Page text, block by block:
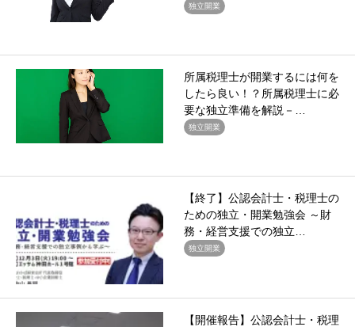
独立開業
所属税理士が開業するには何を
したら良い！？所属税理士に必
要な独立準備を解説－…
独立開業
【終了】公認会計士・税理士の
ための独立・開業勉強会 ～財
務・経営支援での独立…
独立開業
【開催報告】公認会計士・税理